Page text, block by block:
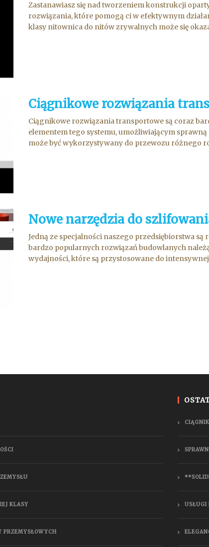
Zastanawiasz się nad tworzeniem konstrukcji
rozwiązania, które pomogą ci w efektywnym
klasy nitownica do nitów zrywalnych może się
Ciągnikowe rozwiązania
Ciągnikowe rozwiązania transportowe są coraz
elementem tego systemu, umożliwiającym
może być wykorzystywany do przewozu różnego
Nowe narzędzia do
Jedną ze specjalności naszego przedsiębiorstwa
bardzo popularnych rozwiązań budowlanych
wydajności, które są przystosowane do
KLASY
PRZEMYSŁOWYCH
USŁUGI